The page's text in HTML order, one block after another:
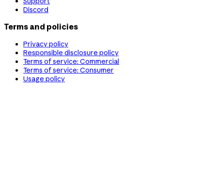
Discord
Terms and policies
Privacy policy
Responsible disclosure policy
Terms of service: Commercial
Terms of service: Consumer
Usage policy